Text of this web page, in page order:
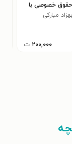
حقوق خصوصی با
تجارت بین المللی
بهزاد مبارکی
۲۰۰,۰۰۰ ت